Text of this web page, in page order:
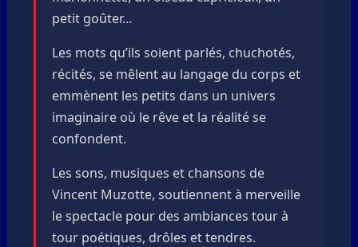
petit goûter…
Les mots qu’ils soient parlés, chuchotés,
récités, se mêlent au langage du corps et
emmènent les petits dans un univers
imaginaire où le rêve et la réalité se
confondent.
Les sons, musiques et chansons de
Vincent Muzotte, soutiennent à merveille
le spectacle pour des ambiances tour à
tour poétiques, drôles et tendres.